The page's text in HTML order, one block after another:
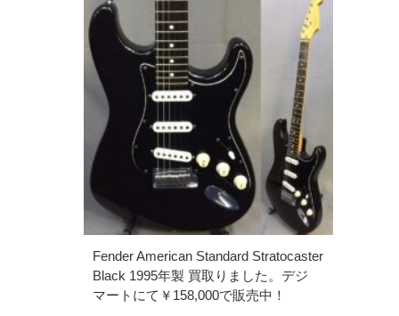
Fender American Standard Stratocaster
Black 1995年製 買取りました。デジ
マートにて￥158,000で販売中！